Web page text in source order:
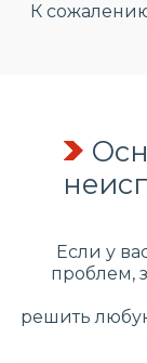
К
Если у
проблем,
решить